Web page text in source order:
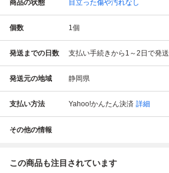
商品の状態 目立った傷や汚れなし
個数 1個
発送までの日数 支払い手続きから1～2日で発送
発送元の地域 静岡県
支払い方法 Yahoo!かんたん決済 詳細
その他の情報
この商品も注目されています